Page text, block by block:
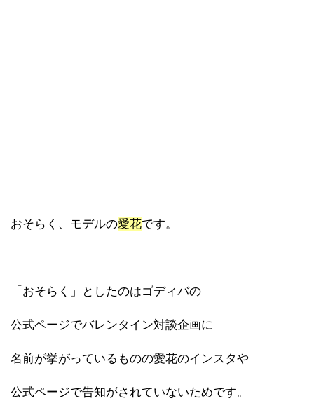
おそらく、モデルの愛花です。
「おそらく」としたのはゴディバの
公式ページでバレンタイン対談企画に
名前が挙がっているものの愛花のインスタや
公式ページで告知がされていないためです。